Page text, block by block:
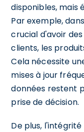
disponibles, mais
Par exemple,
crucial d'avoir
clients, les
Cela nécessite
mises à jour
données restent
prise de décision.
De plus,